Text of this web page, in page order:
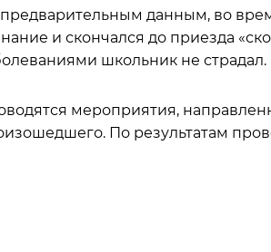
данным, во
и скончался до приезда
школьник не страдал.
мероприятия,
По результатам